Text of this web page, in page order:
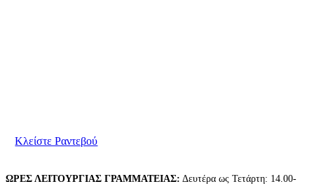
Κλείστε Ραντεβού
ΩΡΕΣ ΛΕΙΤΟΥΡΓΙΑΣ ΓΡΑΜΜΑΤΕΙΑΣ: Δευτέρα ως Τετάρτη: 14.00-